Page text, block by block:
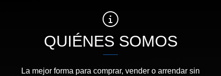
QUIÉNES SOMOS
La mejor forma para comprar, vender o arrendar sin